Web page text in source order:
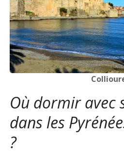
Où dormir avec
dans les
?